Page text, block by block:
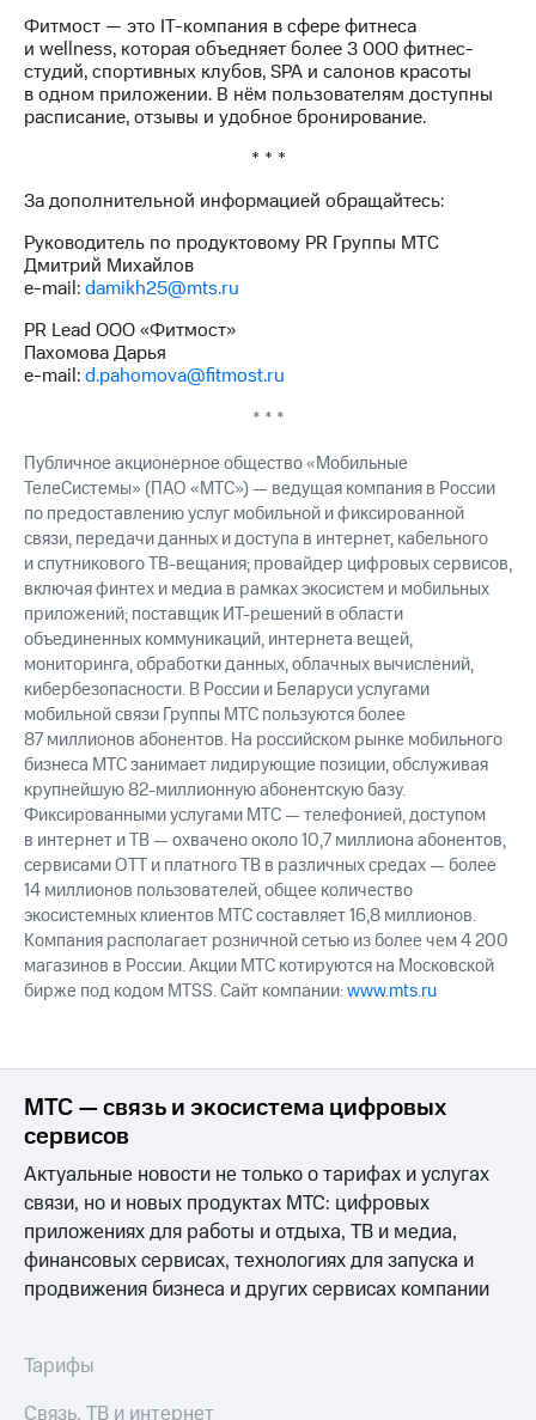
погашении
именных
облигаций
Другое
развитие
деловая этика
На главную
Фитмост — это IT-компания в сфере фитнеса
и wellness, которая объедняет более 3 000 фитнес-
студий, спортивных клубов, SPA и салонов красоты
в одном приложении. В нём пользователям доступны
расписание, отзывы и удобное бронирование.
* * *
За дополнительной информацией обращайтесь:
Руководитель по продуктовому PR Группы МТС
Дмитрий Михайлов
e-mail:damikh25@mts.ru
PR Lead ООО «Фитмост»
Пахомова Дарья
e-mail:d.pahomova@fitmost.ru
* * *
Публичное акционерное общество «Мобильные
ТелеСистемы» (ПАО «МТС») — ведущая компания в России
по предоставлению услуг мобильной и фиксированной
связи, передачи данных и доступа в интернет, кабельного
и спутникового ТВ-вещания; провайдер цифровых сервисов,
включая финтех и медиа в рамках экосистем и мобильных
приложений; поставщик ИТ-решений в области
объединенных коммуникаций, интернета вещей,
мониторинга, обработки данных, облачных вычислений,
кибербезопасности. В России и Беларуси услугами
мобильной связи Группы МТС пользуются более
87 миллионов абонентов. На российском рынке мобильного
бизнеса МТС занимает лидирующие позиции, обслуживая
крупнейшую 82-миллионную абонентскую базу.
Фиксированными услугами МТС — телефонией, доступом
в интернет и ТВ — охвачено около 10,7 миллиона абонентов,
сервисами OTT и платного ТВ в различных средах — более
14 миллионов пользователей, общее количество
экосистемных клиентов МТС составляет 16,8 миллионов.
Компания располагает розничной сетью из более чем 4 200
магазинов в России. Акции МТС котируются на Московской
бирже под кодом MTSS. Сайт компании:www.mts.ru
МТС — связь и экосистема цифровых
сервисов
Актуальные новости не только о тарифах и услугах
связи, но и новых продуктах МТС: цифровых
приложениях для работы и отдыха, ТВ и медиа,
финансовых сервисах, технологиях для запуска и
продвижения бизнеса и других сервисах компании
Тарифы